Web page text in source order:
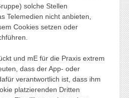
solche Stellen
Telemedien nicht anbieten,
Cookies setzen oder
und mE für die Praxis extrem
dass der App- oder
verantwortlich ist, dass ihm
platzierenden Dritten